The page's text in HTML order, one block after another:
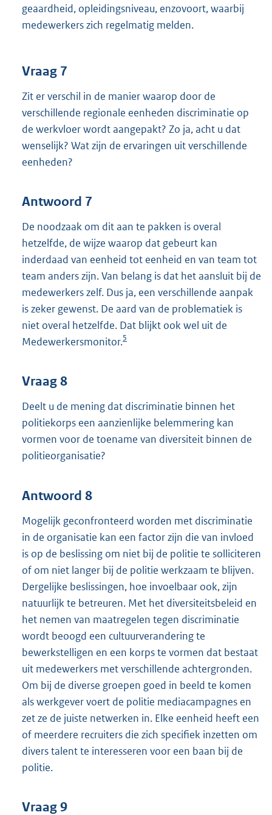
geaardheid, opleidingsniveau, enzovoort, waarbij
medewerkers zich regelmatig melden.
Vraag 7
Zit er verschil in de manier waarop door de
verschillende regionale eenheden discriminatie op
de werkvloer wordt aangepakt? Zo ja, acht u dat
wenselijk? Wat zijn de ervaringen uit verschillende
eenheden?
Antwoord 7
De noodzaak om dit aan te pakken is overal
hetzelfde, de wijze waarop dat gebeurt kan
inderdaad van eenheid tot eenheid en van team tot
team anders zijn. Van belang is dat het aansluit bij de
medewerkers zelf. Dus ja, een verschillende aanpak
is zeker gewenst. De aard van de problematiek is
niet overal hetzelfde. Dat blijkt ook wel uit de
Medewerkersmonitor.5
Vraag 8
Deelt u de mening dat discriminatie binnen het
politiekorps een aanzienlijke belemmering kan
vormen voor de toename van diversiteit binnen de
politieorganisatie?
Antwoord 8
Mogelijk geconfronteerd worden met discriminatie
in de organisatie kan een factor zijn die van invloed
is op de beslissing om niet bij de politie te solliciteren
of om niet langer bij de politie werkzaam te blijven.
Dergelijke beslissingen, hoe invoelbaar ook, zijn
natuurlijk te betreuren. Met het diversiteitsbeleid en
het nemen van maatregelen tegen discriminatie
wordt beoogd een cultuurverandering te
bewerkstelligen en een korps te vormen dat bestaat
uit medewerkers met verschillende achtergronden.
Om bij de diverse groepen goed in beeld te komen
als werkgever voert de politie mediacampagnes en
zet ze de juiste netwerken in. Elke eenheid heeft een
of meerdere recruiters die zich specifiek inzetten om
divers talent te interesseren voor een baan bij de
politie.
Vraag 9